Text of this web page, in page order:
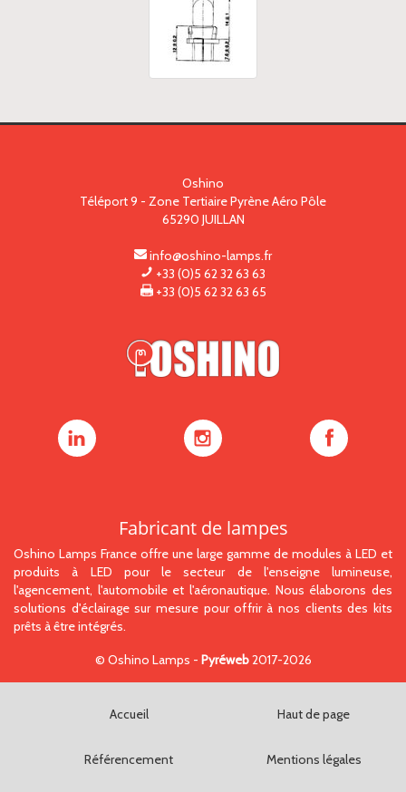
Oshino
Téléport 9 - Zone Tertiaire Pyrène Aéro Pôle
65290 JUILLAN
info@oshino-lamps.fr
+33 (0)5 62 32 63 63
+33 (0)5 62 32 63 65
Oshino
Oshino
Oshino
Fabricant de lampes
Oshino Lamps France offre une large gamme de modules à LED et
produits à LED pour le secteur de l'enseigne lumineuse,
l'agencement, l'automobile et l'aéronautique. Nous élaborons des
solutions d'éclairage sur mesure pour offrir à nos clients des kits
prêts à être intégrés.
© Oshino Lamps - Pyréweb2017-2026
Accueil Haut de page
Référencement Mentions légales